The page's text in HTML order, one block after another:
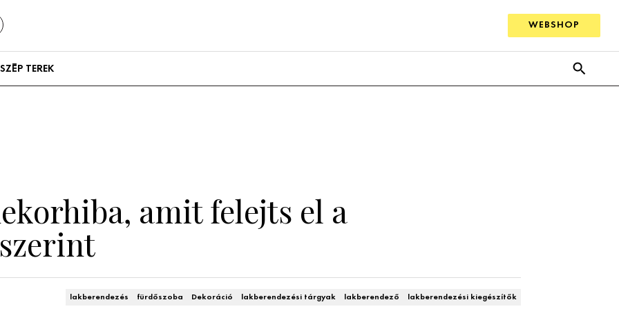
WEBSHOP
SZÉP TEREK
amit felejts el a
lakberendezés fürdőszoba Dekoráció lakberendezési tárgyak lakberendező lakberendezési kiegészítők